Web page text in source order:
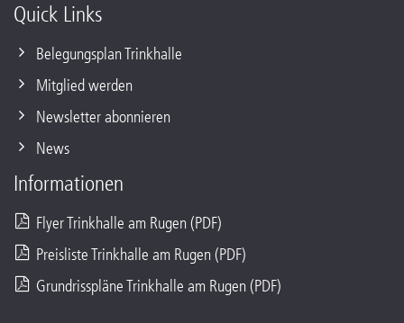
Quick Links
Belegungsplan Trinkhalle
Mitglied werden
Newsletter abonnieren
News
Informationen
Flyer Trinkhalle am Rugen (PDF)
Preisliste Trinkhalle am Rugen (PDF)
Grundrisspläne Trinkhalle am Rugen (PDF)